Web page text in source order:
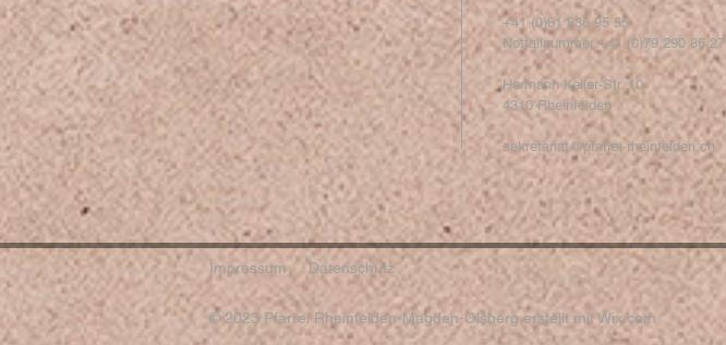
+41 (0)61 836 95 55
Notfallnummer +41 (0)79 290 86 27
Hermann Keller-Str. 10
4310 Rheinfelden
sekretariat@pfarrei-rheinfelden.ch
Impressum Datenschutz
© 2023 Pfarrei Rheinfelden-Magden-Olsberg erstellt mitWix.com